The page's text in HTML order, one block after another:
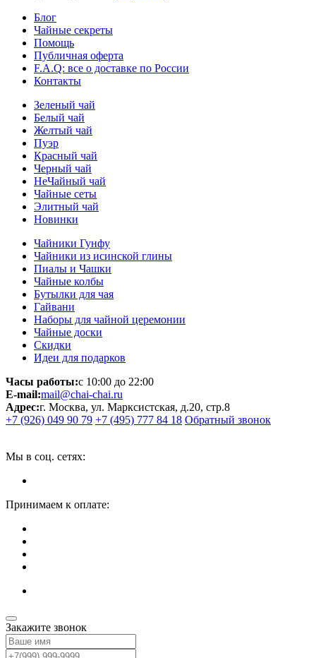
Блог
Чайные секреты
Помощь
Публичная оферта
F.A.Q: все о доставке по России
Контакты
Зеленый чай
Белый чай
Желтый чай
Пуэр
Красный чай
Черный чай
НеЧайный чай
Чайные сеты
Элитный чай
Новинки
Чайники Гунфу
Чайники из исинской глины
Пиалы и Чашки
Чайные колбы
Бутылки для чая
Гайвани
Наборы для чайной церемонии
Чайные доски
Скидки
Идеи для подарков
Часы работы:с 10:00 до 22:00
E-mail:mail@chai-chai.ru
Адрес:г. Москва, ул. Марксистская, д.20, стр.8
+7 (926) 049 90 79 +7 (495) 777 84 18 Обратный звонок
Мы в соц. сетях:
Принимаем к оплате:
Закажите звонок